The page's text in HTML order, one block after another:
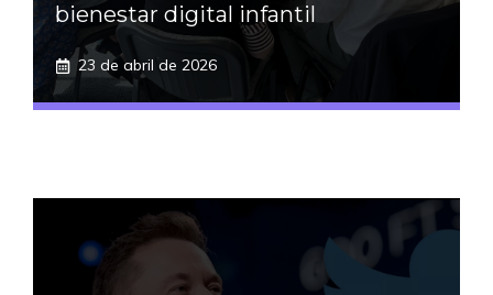
bienestar digital infantil
23 de abril de 2026